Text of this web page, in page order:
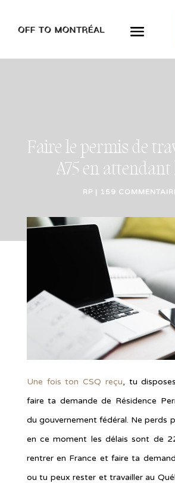
Faire le permis de
A75 en attendant
RP | 159
Une fois ton CSQ reçu, tu
faire ta demande de Résidence
du gouvernement fédéral. Ne perds
en ce moment les délais sont de
rentrer en France et faire ta
ou tu peux rester et travailler au